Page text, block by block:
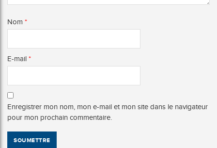
Nom *
E-mail *
Enregistrer mon nom, mon e-mail et mon site dans le navigateur
pour mon prochain commentaire.